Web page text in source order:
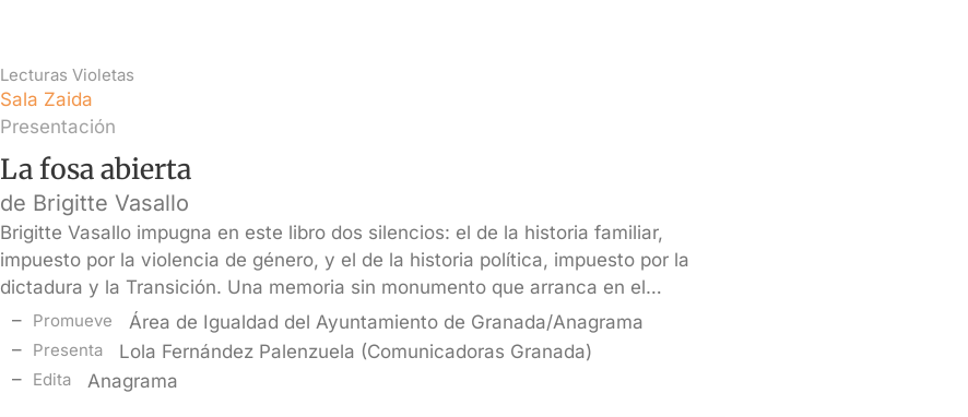
Lecturas Violetas
Sala Zaida
Presentación
La fosa abierta
de Brigitte Vasallo
Brigitte Vasallo impugna en este libro dos silencios: el de la historia familiar,
impuesto por la violencia de género, y el de la historia política, impuesto por la
dictadura y la Transición. Una memoria sin monumento que arranca en el…
Promueve Área de Igualdad del Ayuntamiento de Granada/Anagrama
Presenta Lola Fernández Palenzuela (Comunicadoras Granada)
Edita Anagrama